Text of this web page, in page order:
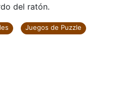
del ratón.
Juegos de Puzzle